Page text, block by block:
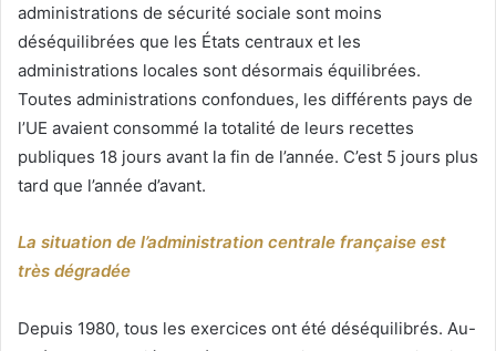
administrations de sécurité sociale sont moins
déséquilibrées que les États centraux et les
administrations locales sont désormais équilibrées.
Toutes administrations confondues, les différents pays de
l’UE avaient consommé la totalité de leurs recettes
publiques 18 jours avant la fin de l’année. C’est 5 jours plus
tard que l’année d’avant.
La situation de l’administration centrale française est
très dégradée
Depuis 1980, tous les exercices ont été déséquilibrés. Au-